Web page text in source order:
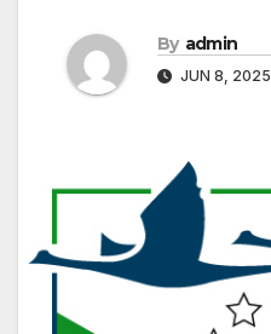
By admin
JUN 8, 2025